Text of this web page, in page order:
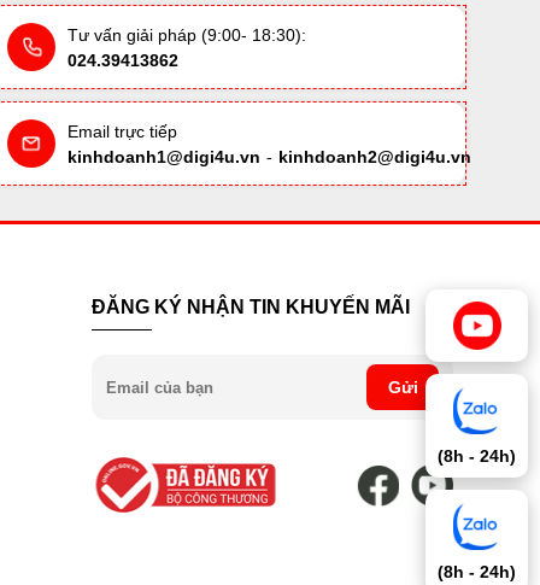
Tư vấn giải pháp (9:00- 18:30):
024.39413862
Email trực tiếp
kinhdoanh1@digi4u.vn - kinhdoanh2@digi4u.vn
ĐĂNG KÝ NHẬN TIN KHUYẾN MÃI
Gửi
(8h - 24h)
(8h - 24h)